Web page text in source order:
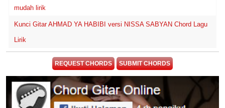
mudah lirik
Kunci Gitar AHMAD YA HABIBI versi NISSA SABYAN Chord Lagu
Lirik
REQUEST CHORDS SUBMIT CHORDS